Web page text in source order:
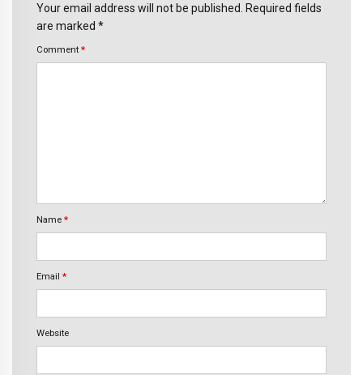
Your email address will not be published. Required fields
are marked *
Comment *
Name *
Email *
Website